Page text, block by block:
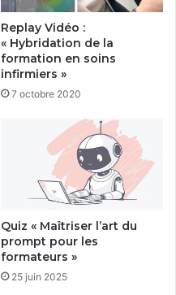
Replay Vidéo :
« Hybridation de la
formation en soins
infirmiers »
7 octobre 2020
Quiz « Maîtriser l’art du
prompt pour les
formateurs »
25 juin 2025